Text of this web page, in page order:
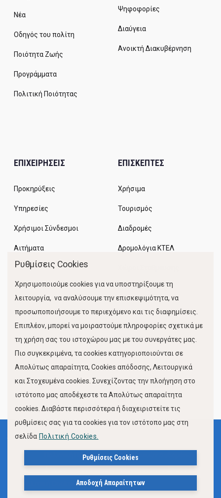
Νέα
Οδηγός του πολίτη
Ποιότητα Ζωής
Προγράμματα
Πολιτική Ποιότητας
Ψηφοφορίες
Διαύγεια
Ανοικτή Διακυβέρνηση
ΕΠΙΧΕΙΡΗΣΕΙΣ
Προκηρύξεις
Υπηρεσίες
Χρήσιμοι Σύνδεσμοι
Αιτήματα
ΕΠΙΣΚΕΠΤΕΣ
Χρήσιμα
Τουρισμός
Διαδρομές
Δρομολόγια ΚΤΕΛ
Κίνηση Λιμένος
FOLLOW US
Όροι Χρήσης
Πολιτική Προστασίας Προσωπικών Δεδομένων
Πολιτική Cookies
Ρυθμίσεις Cookies
Χρησιμοποιούμε cookies για να υποστηρίξουμε τη
λειτουργία, να αναλύσουμε την επισκεψιμότητα, να
προσωποποιήσουμε το περιεχόμενο και τις διαφημίσεις.
Επιπλέον, μπορεί να μοιραστούμε πληροφορίες σχετικά με
τη χρήση σας του ιστοχώρου μας με του συνεργάτες μας.
Πιο συγκεκριμένα, τα cookies κατηγοριοποιούνται σε
Απολύτως απαραίτητα, Cookies απόδοσης, Λειτουργικά
και Στοχευμένα cookies. Συνεχίζοντας την πλοήγηση στο
ιστότοπο μας αποδέχεστε τα Απολύτως απαραίτητα
cookies. Διαβάστε περισσότερα ή διαχειριστείτε τις
ρυθμίσεις σας για τα cookies για τον ιστότοπο μας στη
σελίδα Πολιτική Cookies.
Ρυθμίσεις Cookies
Αποδοχή Απαραίτητων